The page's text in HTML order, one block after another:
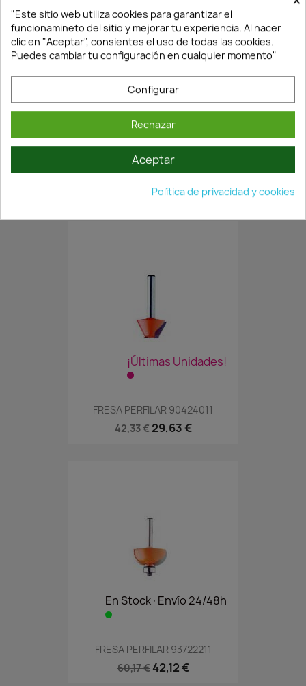
En Stock·Envío 24/48h
BROCA SDS PLUS DE 6MM 110MM...
4,10 €
¡Últimas Unidades!
FRESA PERFILAR 90424011
42,33 € 29,63 €
En Stock·Envío 24/48h
FRESA PERFILAR 93722211
60,17 € 42,12 €
"Este sitio web utiliza cookies para garantizar el
funcionamineto del sitio y mejorar tu experiencia. Al hacer
clic en "Aceptar", consientes el uso de todas las cookies.
Puedes cambiar tu configuración en cualquier momento"
Configurar
Rechazar
Aceptar
Política de privacidad y cookies